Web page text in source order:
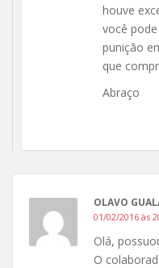
houve
você
punição
que
Abraço
OLAVO
01/02/2016 às
Olá,
O